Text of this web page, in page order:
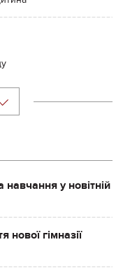
навчання у новітній
гімназії